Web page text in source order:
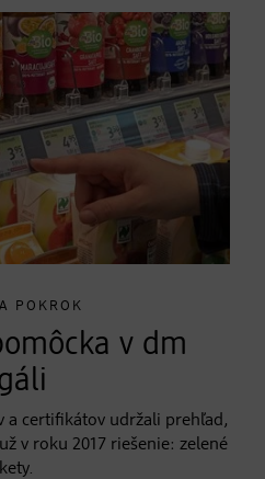
POKROK
v dm
a certifikátov udržali prehľad,
v roku 2017 riešenie: zelené